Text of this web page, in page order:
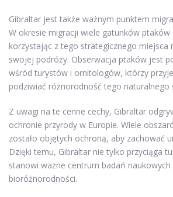
Gibraltar jest także ważnym punktem
W okresie migracji wiele gatunków
korzystając z tego strategicznego miejsca
swojej podróży. Obserwacja ptaków jest
wśród turystów i ornitologów, którzy
podziwiać różnorodność tego naturalnego
Z uwagi na te cenne cechy, Gibraltar
ochronie przyrody w Europie. Wiele
zostało objętych ochroną, aby zachować
Dzięki temu, Gibraltar nie tylko przyciąga
stanowi ważne centrum badań
bioróżnorodności.